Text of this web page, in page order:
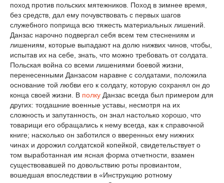
поход против польских мятежников. Поход в зимнее время,
без средств, дал ему почувствовать с первых шагов
служебного поприща всю тяжесть материальных лишений.
Данзас нарочно подвергал себя всем тем стеснениям и
лишениям, которые выпадают на долю нижвих чинов, чтобы,
испытав их на себе, знать, что можно требовать от солдата.
Польская война со всеми лишениями боевой жизни,
перенесенными Данзасом наравне с солдатами, положила
основание той любви его к солдату, которую сохранял он до
конца своей жизни. В полку Данзас всегда был примером для
других: тогдашние военные уставы, несмотря на их
сложность и запутанность, он знал настолько хорошо, что
товарищи его обращались к нему всегда, как к справочной
книге; насколько он заботился о вверенных ему нижних
чинах и дорожил солдатской копейкой, свидетельствует о
том выработанная им ясная форма отчетности, взамен
существовавшей по довольствию роты провиантом,
вошедшая впоследствии в «Инструкцию ротному